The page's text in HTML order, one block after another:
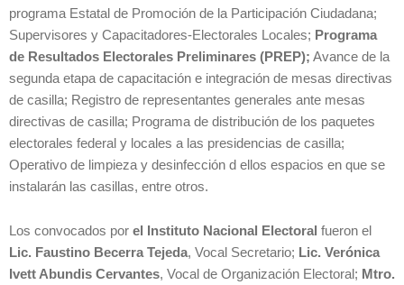
programa Estatal de Promoción de la Participación Ciudadana;
Supervisores y Capacitadores-Electorales Locales; Programa
de Resultados Electorales Preliminares (PREP); Avance de la
segunda etapa de capacitación e integración de mesas directivas
de casilla; Registro de representantes generales ante mesas
directivas de casilla; Programa de distribución de los paquetes
electorales federal y locales a las presidencias de casilla;
Operativo de limpieza y desinfección d ellos espacios en que se
instalarán las casillas, entre otros.
Los convocados por el Instituto Nacional Electoral fueron el
Lic. Faustino Becerra Tejeda, Vocal Secretario; Lic. Verónica
Ivett Abundis Cervantes, Vocal de Organización Electoral; Mtro.